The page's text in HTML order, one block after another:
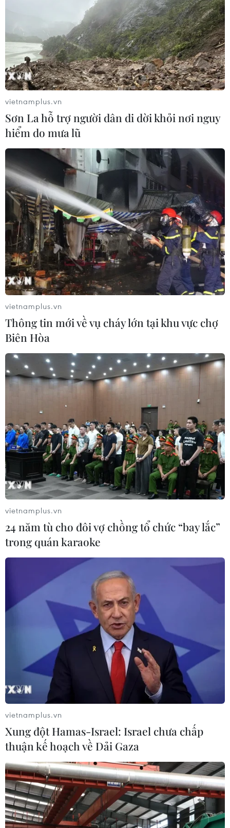
TIN CÙNG CHUYÊN MỤC
Mỹ điều tra sự cố hàng không liên
quan đến trực thăng chở Tổng thống
Trump
06/08/2026 04:38
vietnamplus.vn
Sơn La hỗ trợ người dân di dời khỏi nơi nguy
hiểm do mưa lũ
vietnamplus.vn
Thông tin mới về vụ cháy lớn tại khu vực chợ
Biên Hòa
vietnamplus.vn
24 năm tù cho đôi vợ chồng tổ chức “bay lắc”
trong quán karaoke
vietnamplus.vn
Xung đột Hamas-Israel: Israel chưa chấp
thuận kế hoạch về Dải Gaza